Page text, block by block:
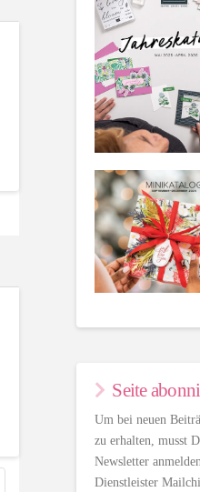
Seite
Um bei neuen
zu erhalten, musst
Newsletter
Dienstleister